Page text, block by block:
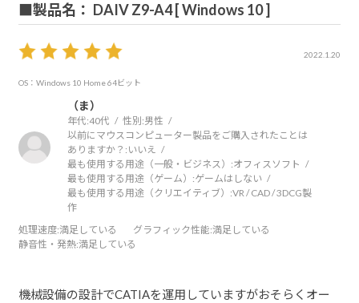
■製品名： DAIV Z9-A4 [ Windows 10 ]
2022.1.20
OS：Windows 10 Home 64ビット
（ま）
年代:40代 性別:男性
以前にマウスコンピューター製品をご購入されたことは
ありますか？: いいえ
最も使用する用途（一般・ビジネス）:オフィスソフト
最も使用する用途（ゲーム）:ゲームはしない
最も使用する用途（クリエイティブ）:VR / CAD / 3DCG製
作
処理速度:満足している グラフィック性能:満足している
静音性・発熱:満足している
機械設備の設計でCATIAを運用していますがおそらくオー